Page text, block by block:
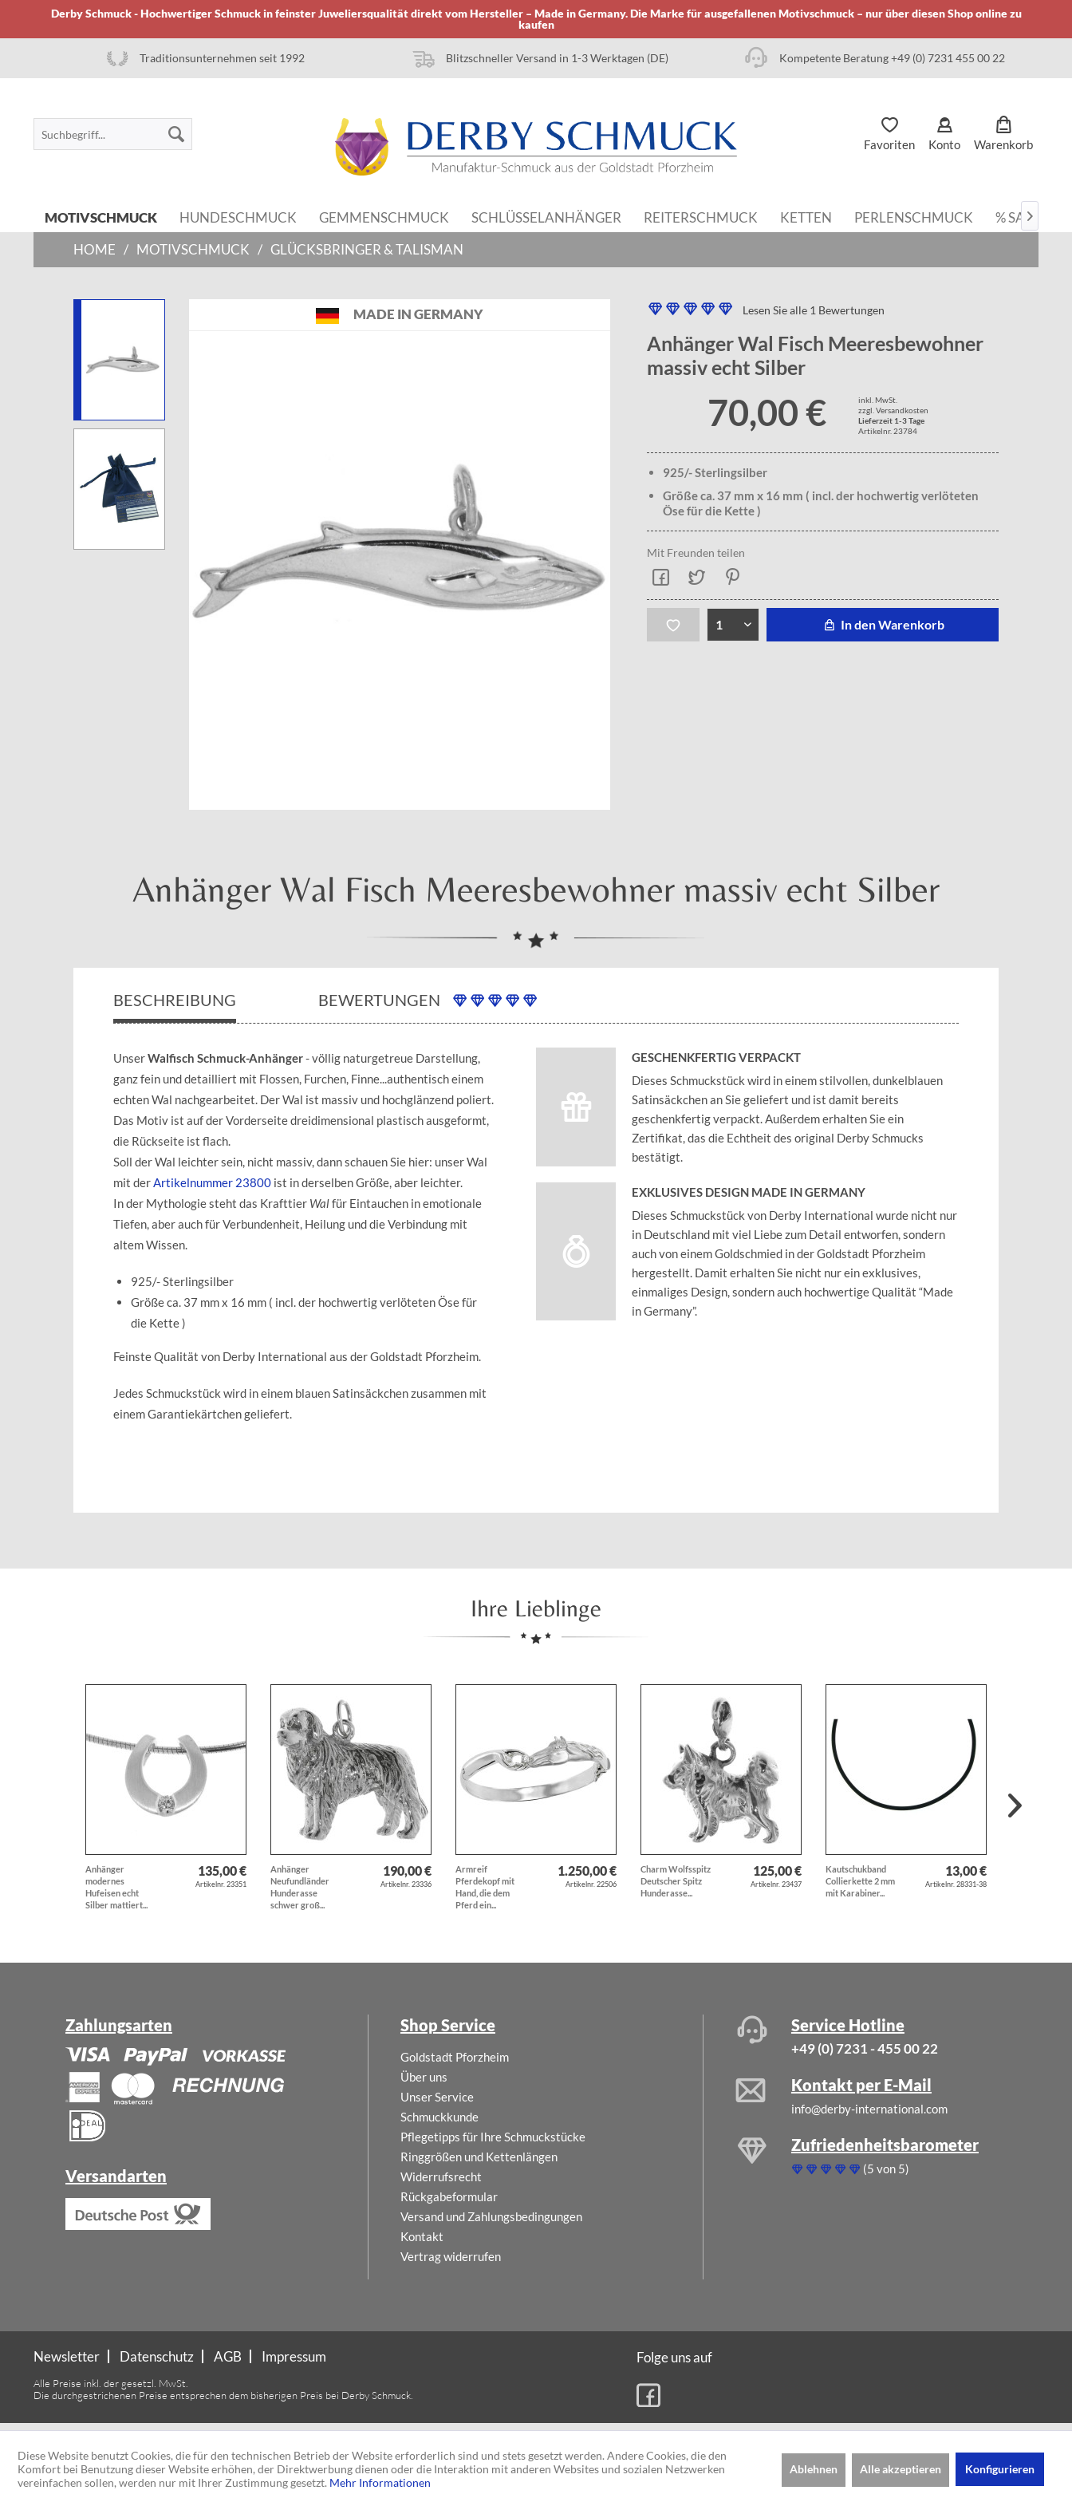
Derby Schmuck - Hochwertiger Schmuck in feinster Juweliersqualität direkt vom Hersteller – Made in Germany. Die Marke für ausgefallenen Motivschmuck – nur über diesen Shop online zu
kaufen
Traditionsunternehmen seit 1992 Blitzschneller Versand in 1-3 Werktagen (DE) Kompetente Beratung +49 (0) 7231 455 00 22
Favoriten Konto Warenkorb
MOTIVSCHMUCK HUNDESCHMUCK GEMMENSCHMUCK SCHLÜSSELANHÄNGER REITERSCHMUCK KETTEN PERLENSCHMUCK % SALE

HOME / MOTIVSCHMUCK / GLÜCKSBRINGER & TALISMAN
MADE IN GERMANY Lesen Sie alle 1 Bewertungen
Anhänger Wal Fisch Meeresbewohner
massiv echt Silber
70,00 €
inkl. MwSt.
zzgl. Versandkosten
Lieferzeit 1-3 Tage
Artikelnr. 23784
925/- Sterlingsilber
Größe ca. 37 mm x 16 mm ( incl. der hochwertig verlöteten
Öse für die Kette )
Mit Freunden teilen
In den Warenkorb
Anhänger Wal Fisch Meeresbewohner massiv echt Silber
BESCHREIBUNG BEWERTUNGEN
UnserWalfisch Schmuck-Anhänger- völlig naturgetreue Darstellung,
ganz fein und detailliert mit Flossen, Furchen, Finne...authentisch einem
echten Wal nachgearbeitet. Der Wal ist massiv und hochglänzend poliert.
Das Motiv ist auf der Vorderseite dreidimensional plastisch ausgeformt,
die Rückseite ist flach.
Soll der Wal leichter sein, nicht massiv, dann schauen Sie hier: unser Wal
mit der Artikelnummer 23800 ist in derselben Größe, aber leichter.
In der Mythologie steht das Krafttier Walfür Eintauchen in emotionale
Tiefen, aber auch für Verbundenheit, Heilung und die Verbindung mit
altem Wissen.
925/- Sterlingsilber
Größe ca. 37 mm x 16 mm ( incl. der hochwertig verlöteten Öse für
die Kette )
Feinste Qualität von Derby International aus der Goldstadt Pforzheim.
Jedes Schmuckstück wird in einem blauen Satinsäckchen zusammen mit
einem Garantiekärtchen geliefert.
GESCHENKFERTIG VERPACKT
Dieses Schmuckstück wird in einem stilvollen, dunkelblauen
Satinsäckchen an Sie geliefert und ist damit bereits
geschenkfertig verpackt. Außerdem erhalten Sie ein
Zertifikat, das die Echtheit des original Derby Schmucks
bestätigt.
EXKLUSIVES DESIGN MADE IN GERMANY
Dieses Schmuckstück von Derby International wurde nicht nur
in Deutschland mit viel Liebe zum Detail entworfen, sondern
auch von einem Goldschmied in der Goldstadt Pforzheim
hergestellt. Damit erhalten Sie nicht nur ein exklusives,
einmaliges Design, sondern auch hochwertige Qualität “Made
in Germany”.
Ihre Lieblinge
Anhänger
modernes
Hufeisen echt
Silber mattiert...
135,00 €
Artikelnr. 23351
Anhänger
Neufundländer
Hunderasse
schwer groß...
190,00 €
Artikelnr. 23336
Armreif
Pferdekopf mit
Hand, die dem
Pferd ein...
1.250,00 €
Artikelnr. 22506
Charm Wolfsspitz
Deutscher Spitz
Hunderasse...
125,00 €
Artikelnr. 23437
Kautschukband
Collierkette 2 mm
mit Karabiner...
13,00 €
Artikelnr. 28331-38
Zahlungsarten
Versandarten
Shop Service
Goldstadt Pforzheim
Über uns
Unser Service
Schmuckkunde
Pflegetipps für Ihre Schmuckstücke
Ringgrößen und Kettenlängen
Widerrufsrecht
Rückgabeformular
Versand und Zahlungsbedingungen
Kontakt
Vertrag widerrufen
Service Hotline
+49 (0) 7231 - 455 00 22
Kontakt per E-Mail
info@derby-international.com
Zufriedenheitsbarometer
(5 von 5)
Newsletter Datenschutz AGB Impressum
Alle Preise inkl. der gesetzl. MwSt.
Die durchgestrichenen Preise entsprechen dem bisherigen Preis bei Derby Schmuck.
Folge uns auf
Diese Website benutzt Cookies, die für den technischen Betrieb der Website erforderlich sind und stets gesetzt werden. Andere Cookies, die den
Komfort bei Benutzung dieser Website erhöhen, der Direktwerbung dienen oder die Interaktion mit anderen Websites und sozialen Netzwerken
vereinfachen sollen, werden nur mit Ihrer Zustimmung gesetzt. Mehr Informationen
Ablehnen Alle akzeptieren Konfigurieren